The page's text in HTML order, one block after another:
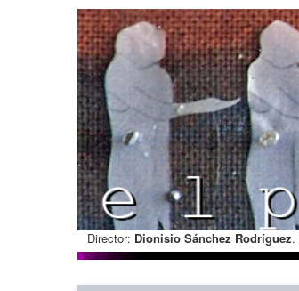
Director: Dionisio Sánchez Rodríguez.